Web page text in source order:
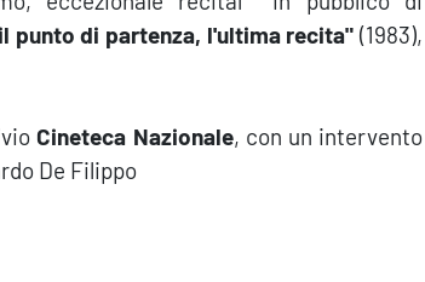
punto di partenza, l'ultima recita"(1983),
Cineteca Nazionale, con un intervento
De Filippo